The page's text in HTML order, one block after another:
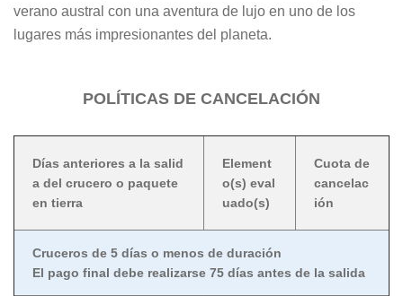
verano austral con una aventura de lujo en uno de los
lugares más impresionantes del planeta.
POLÍTICAS DE CANCELACIÓN
Días anteriores a la salid
a del crucero o paquete
en tierra
Element
o(s) eval
uado(s)
Cuota de
cancelac
ión
Cruceros de 5 días o menos de duración
El pago final debe realizarse 75 días antes de la salida